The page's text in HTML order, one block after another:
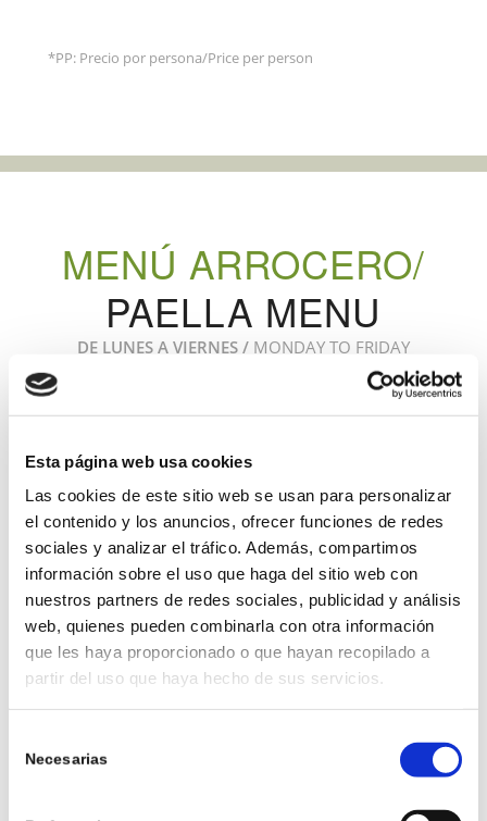
Esta página web usa cookies
Las cookies de este sitio web se usan para personalizar
el contenido y los anuncios, ofrecer funciones de redes
sociales y analizar el tráfico. Además, compartimos
información sobre el uso que haga del sitio web con
nuestros partners de redes sociales, publicidad y análisis
web, quienes pueden combinarla con otra información
que les haya proporcionado o que hayan recopilado a
partir del uso que haya hecho de sus servicios.
Necesarias
*PP: Precio por persona/Price per person
MENÚ ARROCERO/
PAELLA MENU
DE LUNES A VIERNES /MONDAY TO FRIDAY
FOR TWO PEOPLE
ENTRANTES/
Nuestro pan calentito con alioli y tomate
rallado
Our warm bread with aioli and grated tomato
Croqueta de la semana
Croquette of the week
Tomate Raff acompañado de salazones y
Raff tomatoes accompanied by salted and pickled vegetables